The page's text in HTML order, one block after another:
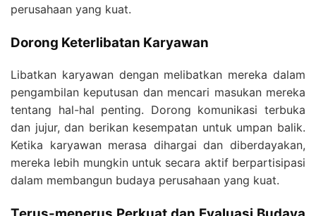
perusahaan yang kuat.
Dorong Keterlibatan Karyawan
Libatkan karyawan dengan melibatkan mereka dalam
pengambilan keputusan dan mencari masukan mereka
tentang hal-hal penting. Dorong komunikasi terbuka
dan jujur, dan berikan kesempatan untuk umpan balik.
Ketika karyawan merasa dihargai dan diberdayakan,
mereka lebih mungkin untuk secara aktif berpartisipasi
dalam membangun budaya perusahaan yang kuat.